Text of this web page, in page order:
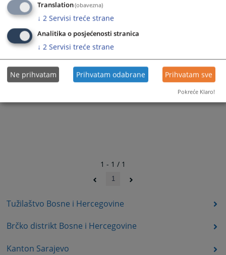
Tužilaštvo Bosne i Hercegovine
Brčko distrikt Bosne i Hercegovine
Kanton Sarajevo
1 - 1 / 1
1
Translation(obavezna)
↓ 2 Servisi treće strane
Analitika o posjećenosti stranica
↓ 2 Servisi treće strane
Ne prihvatam Prihvatam odabrane Prihvatam sve
Pokreće Klaro!